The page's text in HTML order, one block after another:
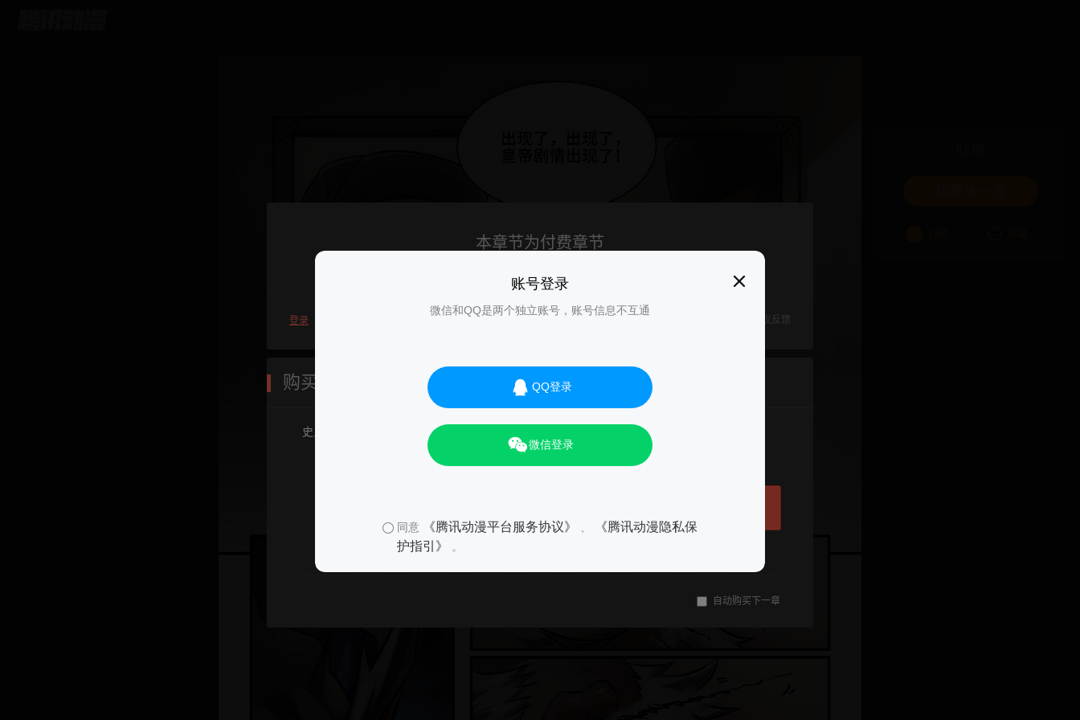
账号登录
微信和QQ是两个独立账号，账号信息不互通
QQ登录
微信登录
同意 《腾讯动漫平台服务协议》
《腾讯动漫隐私保
护指引》
。